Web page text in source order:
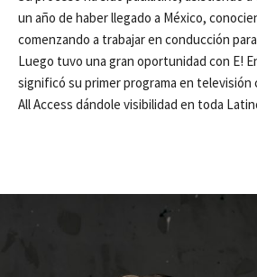
un año de haber llegado a México,
comenzando a trabajar en conducción
Luego tuvo una gran oportunidad con E!
significó su primer programa en televisión
All Access dándole visibilidad en toda